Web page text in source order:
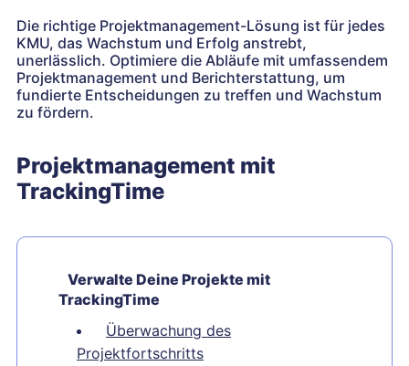
Die richtige Projektmanagement-Lösung ist für jedes
KMU, das Wachstum und Erfolg anstrebt,
unerlässlich. Optimiere die Abläufe mit umfassendem
Projektmanagement und Berichterstattung, um
fundierte Entscheidungen zu treffen und Wachstum
zu fördern.
Projektmanagement mit
TrackingTime
Verwalte Deine Projekte mit
TrackingTime
Überwachung des
Projektfortschritts